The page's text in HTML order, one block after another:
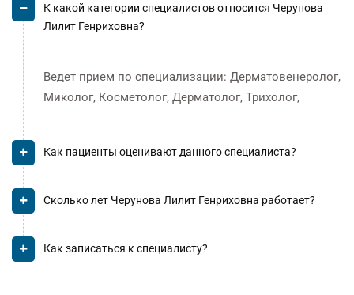
К какой категории специалистов относится Черунова
Лилит Генриховна?
Ведет прием по специализации: Дерматовенеролог,
Миколог, Косметолог, Дерматолог, Трихолог,
Как пациенты оценивают данного специалиста?
Сколько лет Черунова Лилит Генриховна работает?
Как записаться к специалисту?